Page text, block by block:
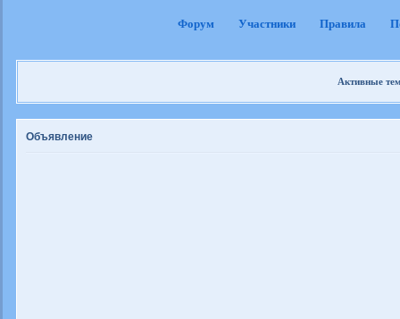
Форум Участники Правила
Активные
Объявление